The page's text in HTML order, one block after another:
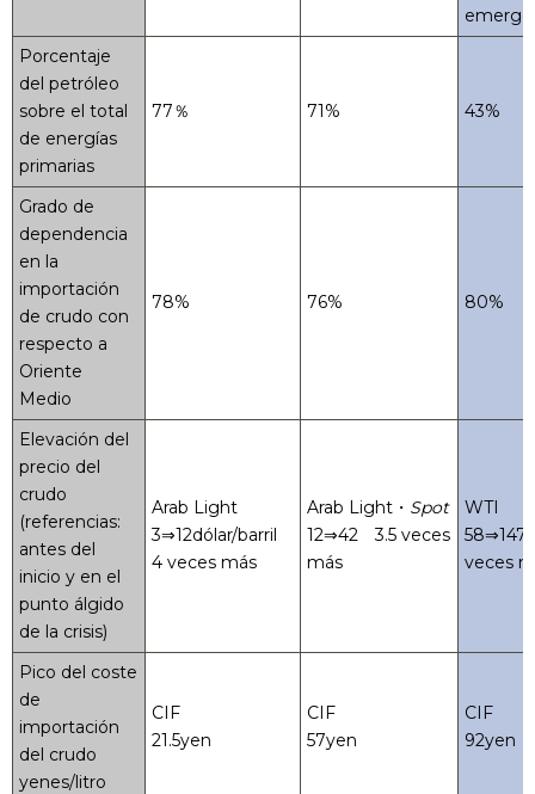
Porcentaje
del petróleo
sobre el total
de energías
primarias
77％ 71% 43%
Grado de
dependencia
en la
importación
de crudo con
respecto a
Oriente
Medio
78% 76% 80%
Elevación del
precio del
crudo
(referencias:
antes del
inicio y en el
punto álgido
de la crisis)
Arab Light
3⇒12dólar/barril
4 veces más
Arab Light・ Spot
12⇒42 3.5 veces
más
WTI
veces
Pico del coste
de
importación
del crudo
yenes/litro
CIF
21.5yen
CIF
57yen
CIF
92yen